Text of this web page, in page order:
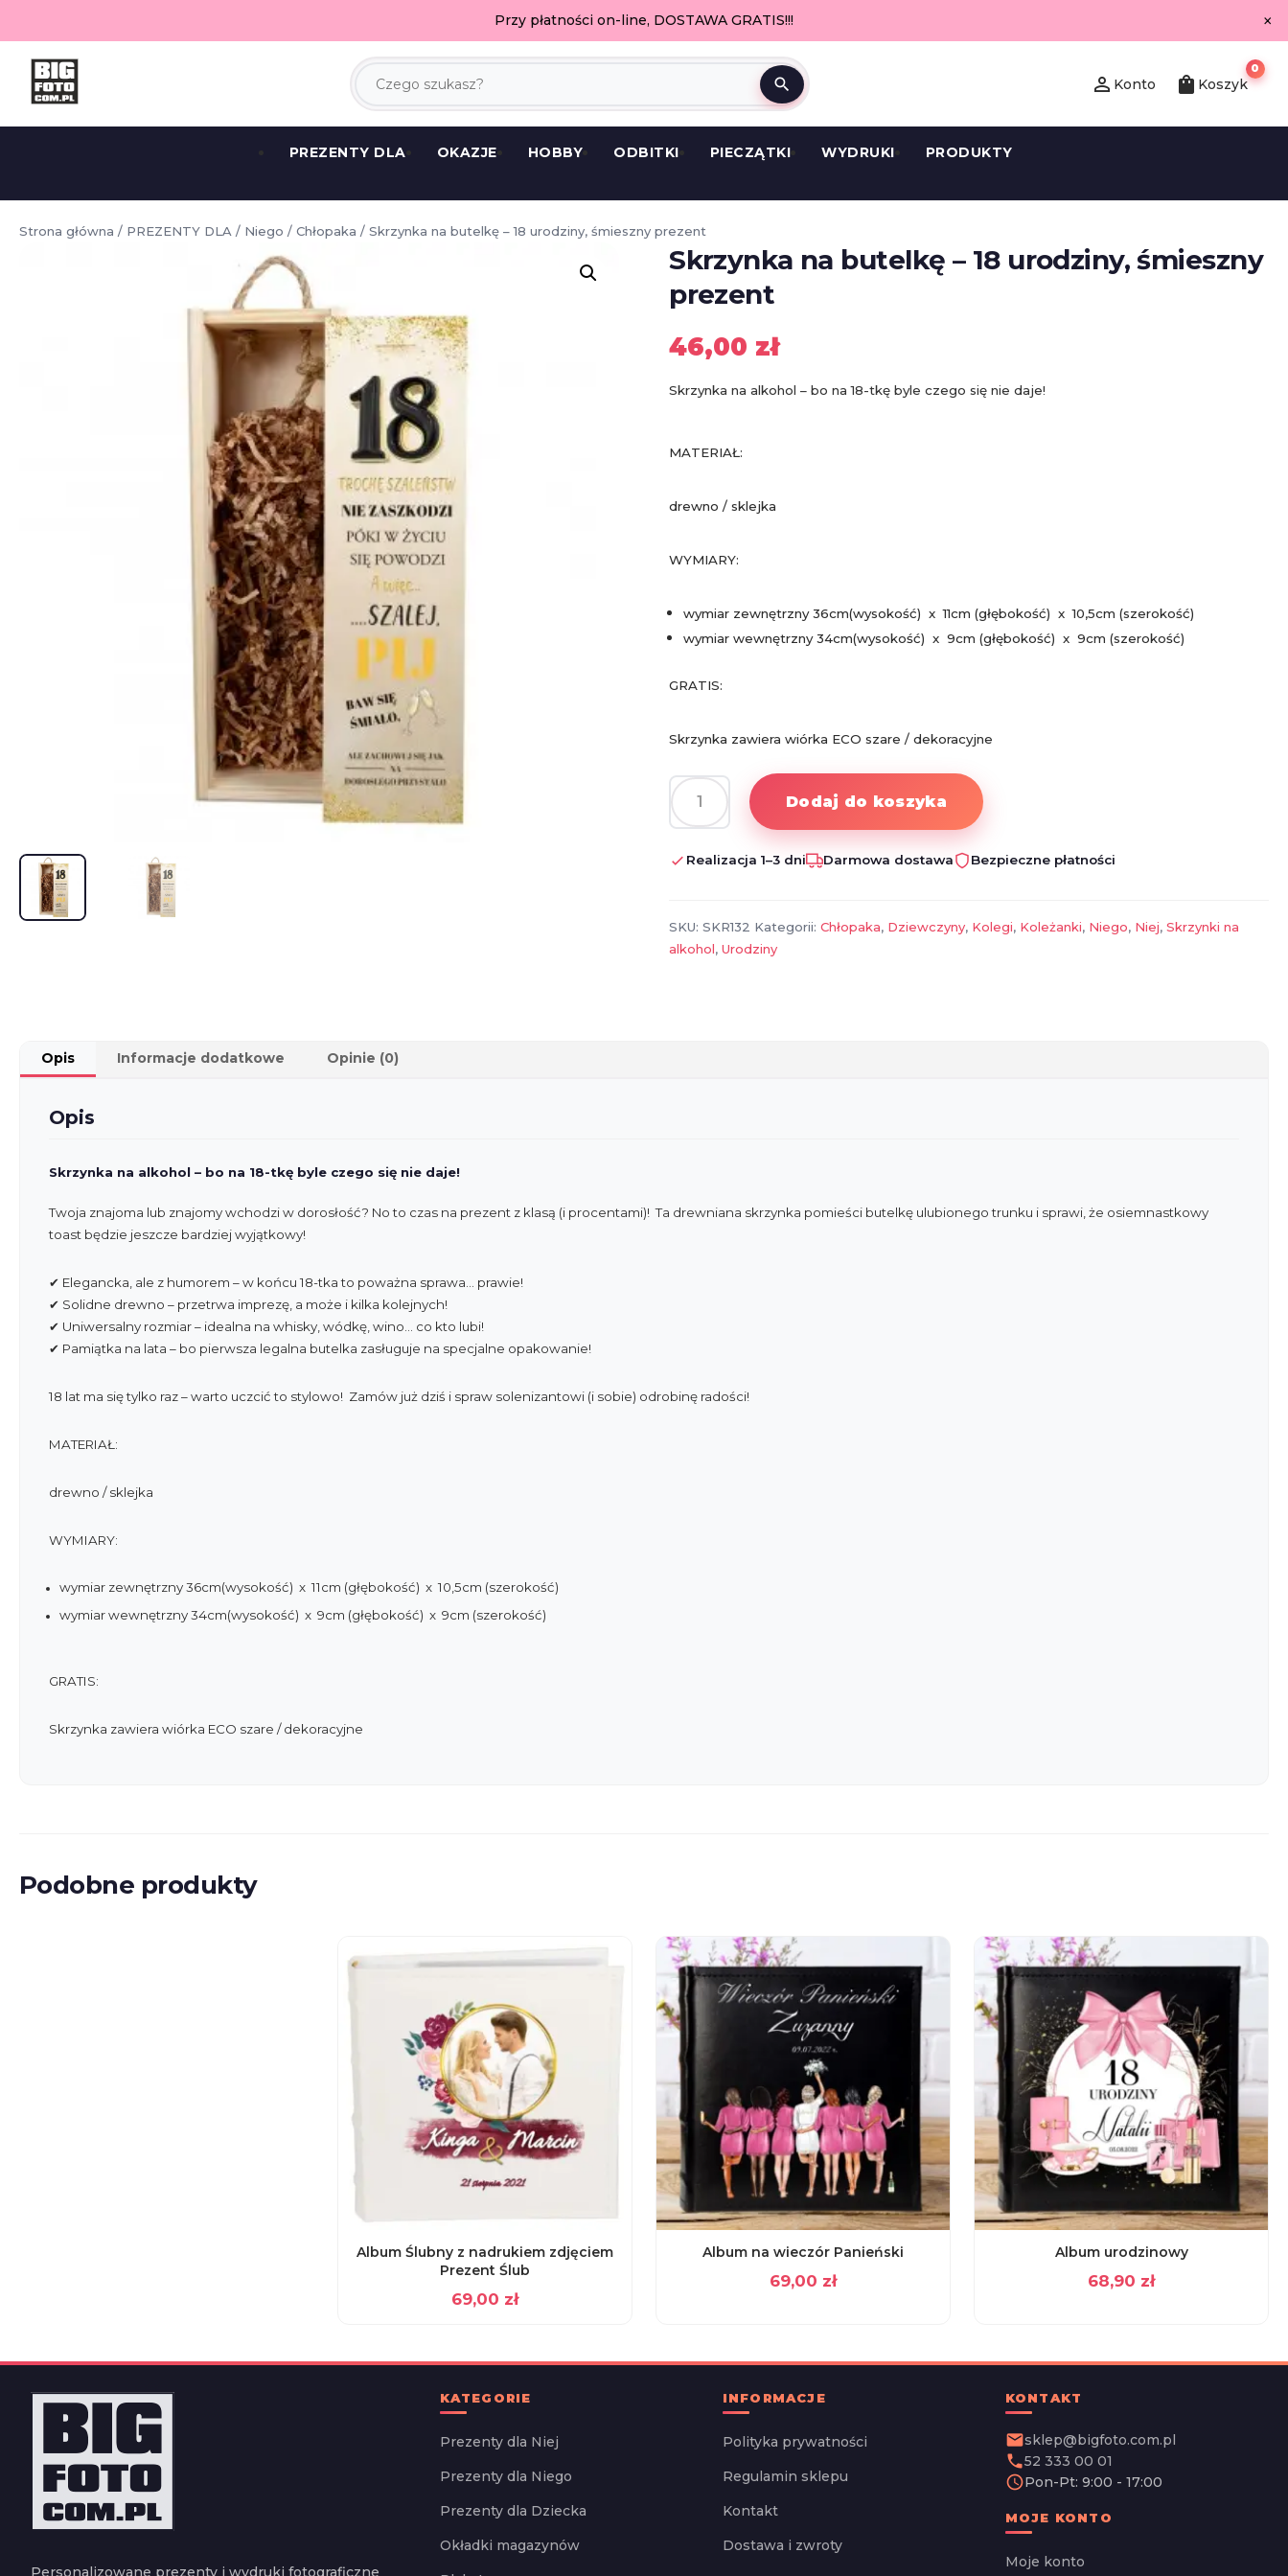
Przy płatności on-line, DOSTAWA GRATIS!!! ×
search person_outline Konto shopping_bag Koszyk
0
PREZENTY DLA OKAZJE HOBBY ODBITKI PIECZĄTKI WYDRUKI PRODUKTY
Strona główna / PREZENTY DLA / Niego / Chłopaka / Skrzynka na butelkę – 18 urodziny, śmieszny prezent
Skrzynka na butelkę – 18 urodziny, śmieszny
prezent
46,00 zł
Skrzynka na alkohol – bo na 18-tkę byle czego się nie daje!
MATERIAŁ:
drewno / sklejka
WYMIARY:
wymiar zewnętrzny 36cm(wysokość) x 11cm (głębokość) x 10,5cm (szerokość)
wymiar wewnętrzny 34cm(wysokość) x 9cm (głębokość) x 9cm (szerokość)
GRATIS:
Skrzynka zawiera wiórka ECO szare / dekoracyjne
ilość
Skrzynka
na
18
urodziny,
Dodaj do koszyka
Realizacja 1–3 dni Darmowa dostawa Bezpieczne płatności
SKU:SKR132 Kategorii:Chłopaka, Dziewczyny, Kolegi, Koleżanki, Niego, Niej,Skrzynki na
alkohol,Urodziny
Opis Informacje dodatkowe Opinie (0)
Opis
Skrzynka na alkohol – bo na 18-tkę byle czego się nie daje!
Twoja znajoma lub znajomy wchodzi w dorosłość? No to czas na prezent z klasą (i procentami)! Ta drewniana skrzynka pomieści butelkę ulubionego trunku i sprawi, że osiemnastkowy
toast będzie jeszcze bardziej wyjątkowy!
✔ Elegancka, ale z humorem – w końcu 18-tka to poważna sprawa… prawie!
✔ Solidne drewno – przetrwa imprezę, a może i kilka kolejnych!
✔ Uniwersalny rozmiar – idealna na whisky, wódkę, wino… co kto lubi!
✔ Pamiątka na lata – bo pierwsza legalna butelka zasługuje na specjalne opakowanie!
18 lat ma się tylko raz – warto uczcić to stylowo! Zamów już dziś i spraw solenizantowi (i sobie) odrobinę radości!
MATERIAŁ:
drewno / sklejka
WYMIARY:
wymiar zewnętrzny 36cm(wysokość) x 11cm (głębokość) x 10,5cm (szerokość)
wymiar wewnętrzny 34cm(wysokość) x 9cm (głębokość) x 9cm (szerokość)
GRATIS:
Skrzynka zawiera wiórka ECO szare / dekoracyjne
Podobne produkty
Album Ślubny z nadrukiem zdjęciem
Prezent Ślub
69,00 zł
Album na wieczór Panieński
69,00 zł
Album urodzinowy
68,90 zł
Personalizowane prezenty i wydruki fotograficzne
KATEGORIE
Prezenty dla Niej
Prezenty dla Niego
Prezenty dla Dziecka
Okładki magazynów
INFORMACJE
Polityka prywatności
Regulamin sklepu
Kontakt
Dostawa i zwroty
KONTAKT
emailsklep@bigfoto.com.pl
phone52 333 00 01
schedulePon-Pt: 9:00 - 17:00
MOJE KONTO
Moje konto